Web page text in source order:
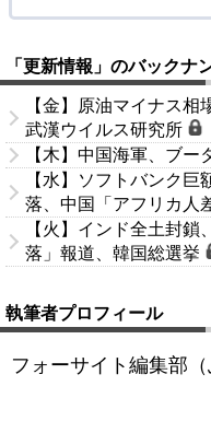
「更新情報」のバックナ
【金】原油マイナス相
武漢ウイルス研究所
【木】中国海軍、ブー
【水】ソフトバンク
落、中国「アフリカ人
【火】インド全土封
落」報道、韓国総選挙
執筆者プロフィール
フォーサイト編集部